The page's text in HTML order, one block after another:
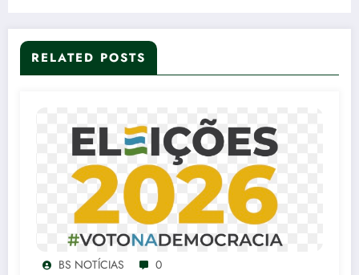
RELATED POSTS
BS NOTÍCIAS 0